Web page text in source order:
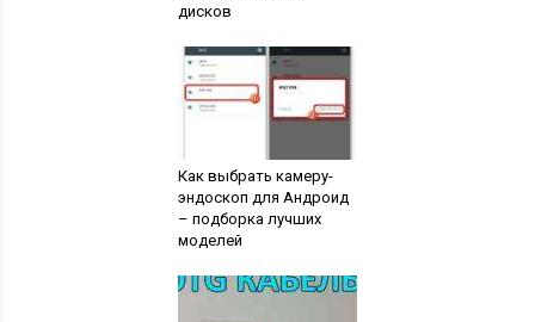
дисков
Как выбрать камеру-
эндоскоп для Андроид
– подборка лучших
моделей